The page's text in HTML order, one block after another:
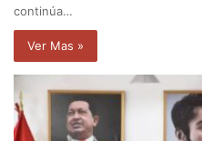
continúa…
Ver Mas »